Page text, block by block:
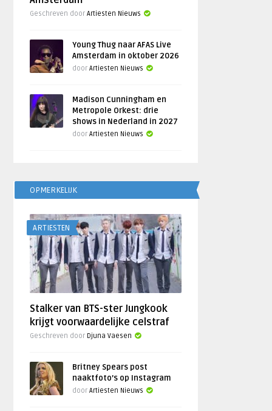
Geschreven doorArtiesten Nieuws
Young Thug naar AFAS Live
Amsterdam in oktober 2026
doorArtiesten Nieuws
Madison Cunningham en
Metropole Orkest: drie
shows in Nederland in 2027
doorArtiesten Nieuws
OPMERKELIJK
ARTIESTEN
Stalker van BTS-ster Jungkook
krijgt voorwaardelijke celstraf
Geschreven door Djuna Vaesen
Britney Spears post
naaktfoto’s op Instagram
doorArtiesten Nieuws